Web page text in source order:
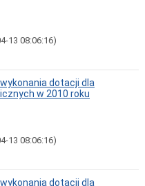
13 08:06:16)
dotacji dla
w 2010 roku
13 08:06:16)
dotacji dla